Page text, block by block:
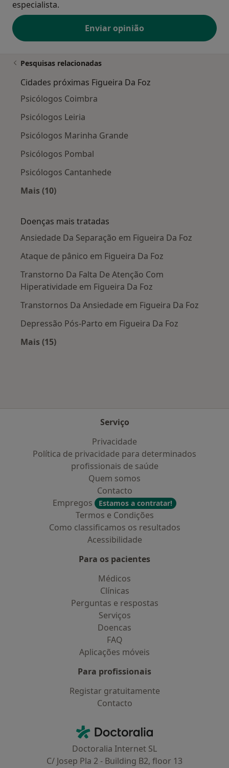
especialista.
Enviar opinião
Pesquisas relacionadas
Cidades próximas Figueira Da Foz
Psicólogos Coimbra
Psicólogos Leiria
Psicólogos Marinha Grande
Psicólogos Pombal
Psicólogos Cantanhede
Mais (10)
Doenças mais tratadas
Ansiedade Da Separação em Figueira Da Foz
Ataque de pânico em Figueira Da Foz
Transtorno Da Falta De Atenção Com
Hiperatividade em Figueira Da Foz
Transtornos Da Ansiedade em Figueira Da Foz
Depressão Pós-Parto em Figueira Da Foz
Mais (15)
Serviço
Privacidade
Política de privacidade para determinados
profissionais de saúde
Quem somos
Contacto
Empregos
Estamos a contratar!
Termos e Condições
Como classificamos os resultados
Acessibilidade
Para os pacientes
Médicos
Clínicas
Perguntas e respostas
Serviços
Doencas
FAQ
Aplicações móveis
Para profissionais
Registar gratuitamente
Contacto
Doctoralia - Homepage
Doctoralia Internet SL
C/ Josep Pla 2 - Building B2, floor 13